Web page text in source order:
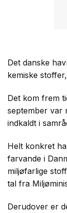
Det danske
kemiske
Det kom frem
september var
indkaldt i
Helt konkret
farvande i
miljøfarlige
tal fra
Derudover er